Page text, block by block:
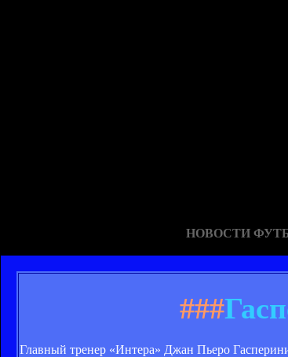
НОВОСТИ
###
Главный тренер «Интера» Джан Пьеро